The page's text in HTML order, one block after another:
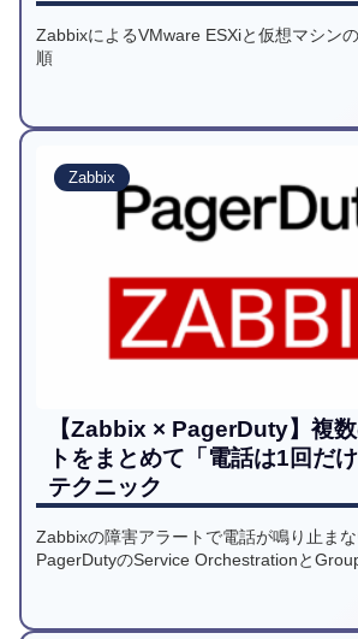
ZabbixによるVMware ESXiと仮想マシン
順
Zabbix
【Zabbix × PagerDuty】複
トをまとめて「電話は1回だ
テクニック
Zabbixの障害アラートで電話が鳴り止まな
PagerDutyのService Orchestrationと
し、大量の通知を1回にまとめる方法を解
ます。